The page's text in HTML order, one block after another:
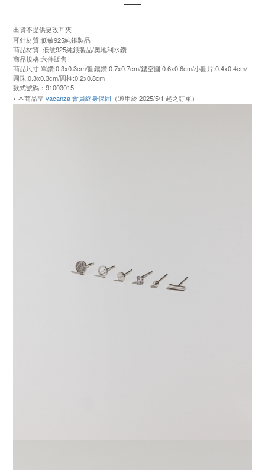
出貨不提供更改耳夾
耳針材質:低敏925純銀製品
商品材質: 低敏925純銀製品/奧地利水鑽
商品規格:六件販售
商品尺寸:單鑽:0.3x0.3cm/圓鑲鑽:0.7x0.7cm/鏤空圓:0.6x0.6cm/小圓片:0.4x0.4cm/
圓珠:0.3x0.3cm/圓柱:0.2x0.8cm
款式號碼：91003015
⭑ 本商品享vacanza 會員終身保固 （適用於 2025/5/1 起之訂單）